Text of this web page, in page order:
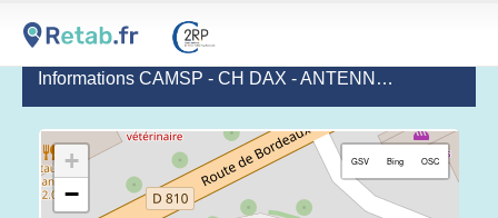
Informations CAMSP - CH DAX - ANTENNE SAINT VINCENT DE TYROSSE
+
−
GSV Bing OSC